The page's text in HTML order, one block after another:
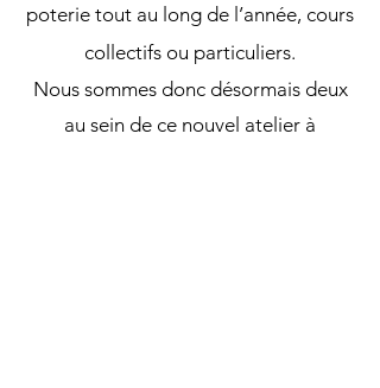
poterie tout au long de l’année, cours
collectifs ou particuliers.
Nous sommes donc désormais deux
au sein de ce nouvel atelier à